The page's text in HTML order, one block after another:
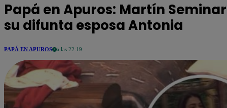
Papá en Apuros: Martín
su difunta esposa Antonia
PAPÁ EN APUROS a las 22:19